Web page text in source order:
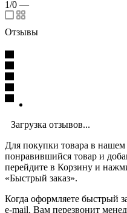
1/0 —
Отзывы
Загрузка отзывов...
Для покупки товара в
понравившийся товар и
перейдите в Корзину и
«Быстрый заказ».
Когда оформляете быстрый
e-mail. Вам перезвонит